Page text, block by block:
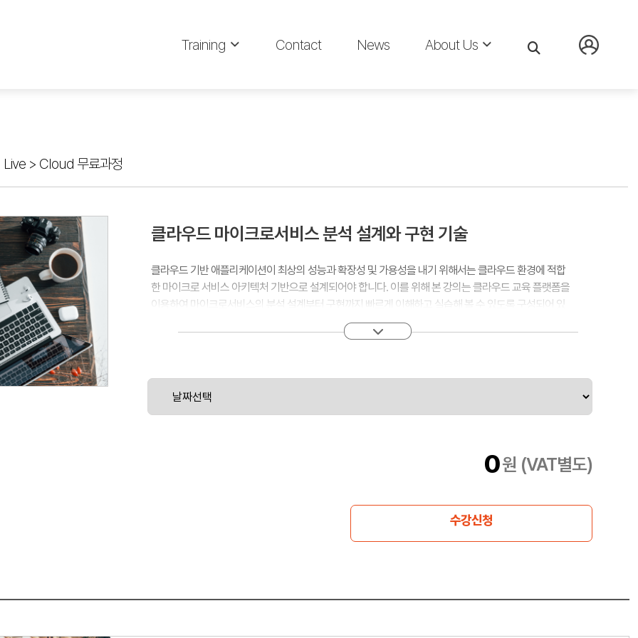
Training Contact News About Us
> Cloud 무료과정
클라우드 마이크로서비스 분석 설계와 구현 기술
클라우드 기반 애플리케이션이 최상의 성능과 확장성 및 가용성을 내기 위해서는 클라우드 환경에 적합
한 마이크로 서비스 아키텍처 기반으로 설계되어야 합니다. 이를 위해 본 강의는 클라우드 교육 플랫폼을
이용하여 마이크로서비스의 분석 설계부터 구현까지 빠르게 이해하고 실습해 볼 수 있도록 구성되어 있
원격 강의툴(Zoom)과 웹브라우저 접속만으로 모든 실습 세션을 진행하여 수강생은 별도의 개발 환경을
한국글로벌널리지와 유엔진은 효과적인 클라우드 개발자 교육을 위해 클라우드 실습 교육 플랫폼을 준
0원 (VAT별도)
수강신청